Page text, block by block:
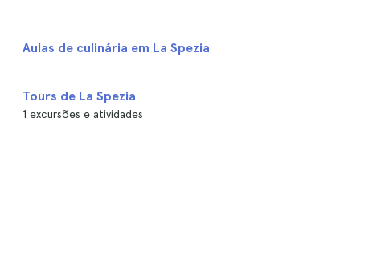
Aulas de culinária em La Spezia
Tours de La Spezia
1 excursões e atividades